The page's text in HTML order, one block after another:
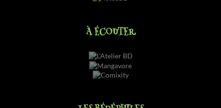
À ÉCOUTER